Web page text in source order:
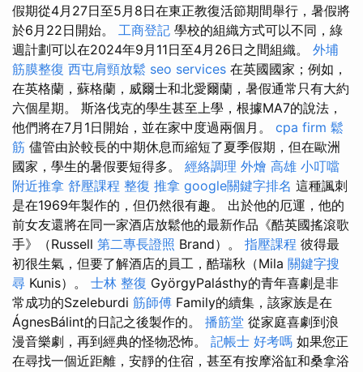
假期從4月27日至5月8日在東正教復活節期間舉行，暑假將
於6月22日開始。 工商登記 學校的組織方式可以不同，綠
週計劃可以在2024年9月11日至4月26日之間組織。 外埔
筋膜整復 西屯肩頸放鬆 seo services 在英國國家；例如，
在英格蘭，蘇格蘭，威爾士和北愛爾蘭，暑假通常只有大約
六個星期。 斯洛伐克的學生甚至上學，根據MA7的說法，
他們將在7月1日開始，並在家中度過兩個月。 cpa firm 鬆
筋 儘管由於較長的中期休息而縮短了夏季假期，但在歐洲
國家，學生的暑假要短得多。 經絡調理 外燴 高雄 小叮噹
附近推拿 舒壓課程 整復 推拿 google關鍵字排名 這種諷刺
是在1969年製作的，但仍然很有趣。 出於他的厄運，他的
前女友還將在同一家酒店放鬆他的最新作品《酷英國搖滾歌
手》（Russell 第二專長證照 Brand）。 指壓課程 彼得最
初很生氣，但要了解酒店的員工，酷瑞秋（Mila 關鍵字搜
尋 Kunis）。 士林 整復 GyörgyPalásthy的青年喜劇是非
常成功的Szeleburdi 筋師傅 Family的續集，該家族是在
ÁgnesBálint的日記之後製作的。 播筋堂 從家庭喜劇到浪
漫音樂劇，再到經典的怪物恐怖。 記帳士 好考嗎 如果您正
在尋找一個近距離，安靜的住宿，甚至有按摩浴缸和桑拿浴